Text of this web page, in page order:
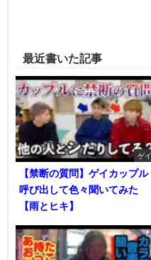
最近書いた記事
ゲイ
【禁断の質問】ゲイカップル
呼び出して色々聞いてみた
【雨とヒキ】